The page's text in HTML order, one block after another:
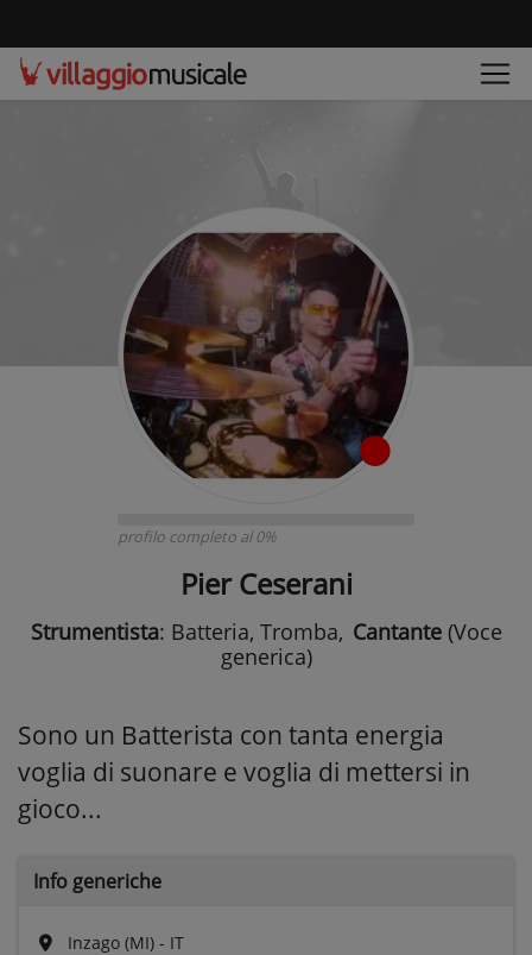
profilo completo al 0%
Pier Ceserani
Strumentista: Batteria, Tromba, Cantante(Voce
generica)
Sono un Batterista con tanta energia
voglia di suonare e voglia di mettersi in
gioco...
Info generiche
Inzago (MI) - IT